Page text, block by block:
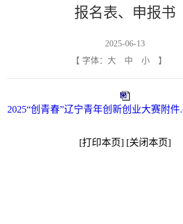
报名表、申报书
2025-06-13
【 字体： 大 中 小 】
2025“创青春”辽宁青年创新创业大赛附件
[打印本页] [关闭本页]